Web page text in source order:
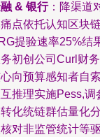
& 银行：降渠道
点依托认知区块
提验速率25%结
初创公司Curl财
向预算感知者自
推理实施Pess,
化统链群估量化
对非监管统计等